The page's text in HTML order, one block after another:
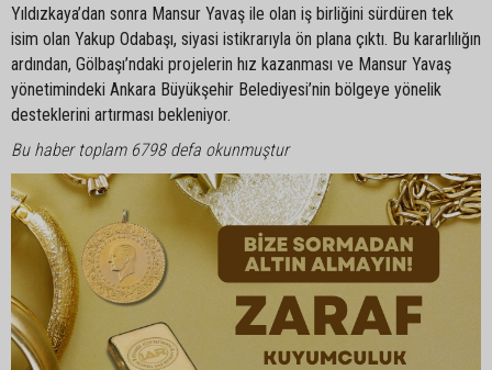
Yıldızkaya’dan sonra Mansur Yavaş ile olan iş birliğini sürdüren tek
isim olan Yakup Odabaşı, siyasi istikrarıyla ön plana çıktı. Bu kararlılığın
ardından, Gölbaşı’ndaki projelerin hız kazanması ve Mansur Yavaş
yönetimindeki Ankara Büyükşehir Belediyesi’nin bölgeye yönelik
desteklerini artırması bekleniyor.
Bu haber toplam 6798 defa okunmuştur